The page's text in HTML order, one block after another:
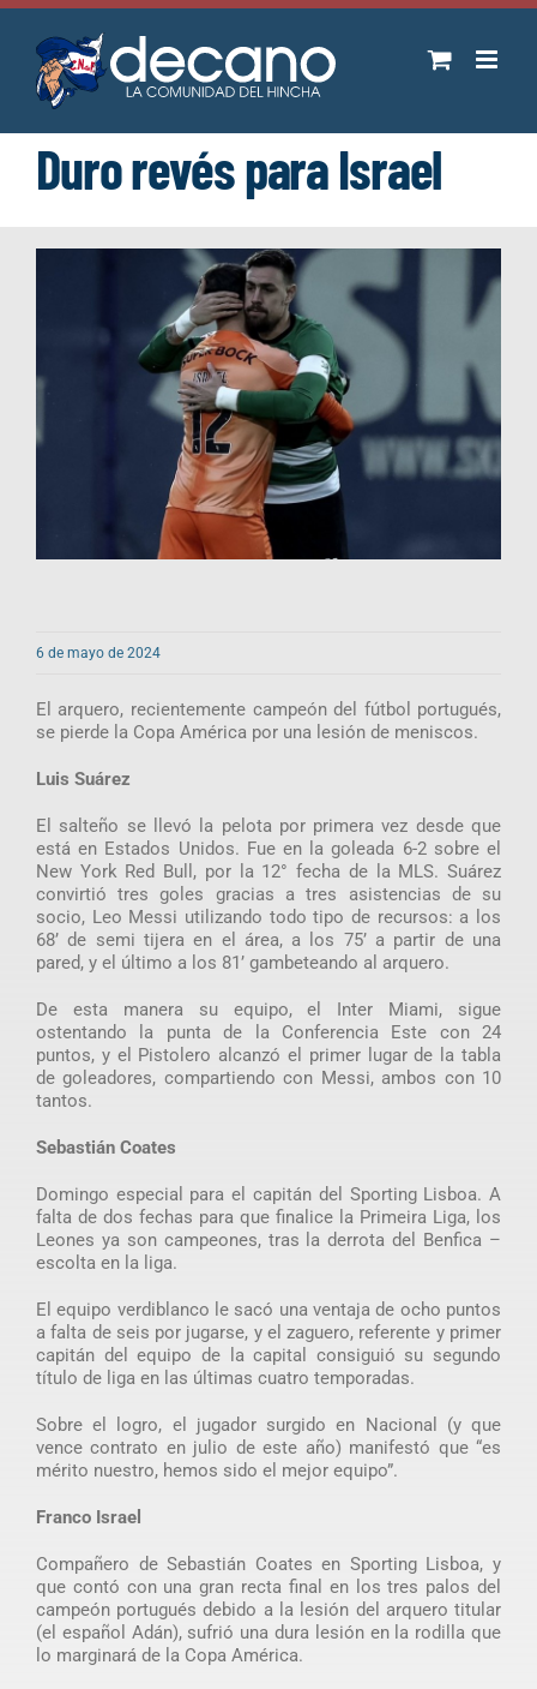
Saltar
contenido
Duro revés para Israel
6 de mayo de 2024
El arquero, recientemente campeón del fútbol portugués,
se pierde la Copa América por una lesión de meniscos.
Luis Suárez
El salteño se llevó la pelota por primera vez desde que
está en Estados Unidos. Fue en la goleada 6-2 sobre el
New York Red Bull, por la 12° fecha de la MLS. Suárez
convirtió tres goles gracias a tres asistencias de su
socio, Leo Messi utilizando todo tipo de recursos: a los
68’ de semi tijera en el área, a los 75’ a partir de una
pared, y el último a los 81’ gambeteando al arquero.
De esta manera su equipo, el Inter Miami, sigue
ostentando la punta de la Conferencia Este con 24
puntos, y el Pistolero alcanzó el primer lugar de la tabla
de goleadores, compartiendo con Messi, ambos con 10
tantos.
Sebastián Coates
Domingo especial para el capitán del Sporting Lisboa. A
falta de dos fechas para que finalice la Primeira Liga, los
Leones ya son campeones, tras la derrota del Benfica –
escolta en la liga.
El equipo verdiblanco le sacó una ventaja de ocho puntos
a falta de seis por jugarse, y el zaguero, referente y primer
capitán del equipo de la capital consiguió su segundo
título de liga en las últimas cuatro temporadas.
Sobre el logro, el jugador surgido en Nacional (y que
vence contrato en julio de este año) manifestó que “es
mérito nuestro, hemos sido el mejor equipo”.
Franco Israel
Compañero de Sebastián Coates en Sporting Lisboa, y
que contó con una gran recta final en los tres palos del
campeón portugués debido a la lesión del arquero titular
(el español Adán), sufrió una dura lesión en la rodilla que
lo marginará de la Copa América.